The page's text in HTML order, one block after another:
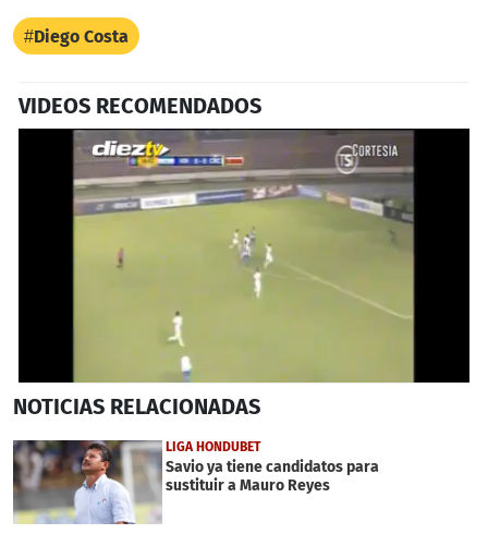
Diego Costa
VIDEOS RECOMENDADOS
seconds
37
seconds
NOTICIAS RELACIONADAS
LIGA HONDUBET
Savio ya tiene candidatos para
sustituir a Mauro Reyes